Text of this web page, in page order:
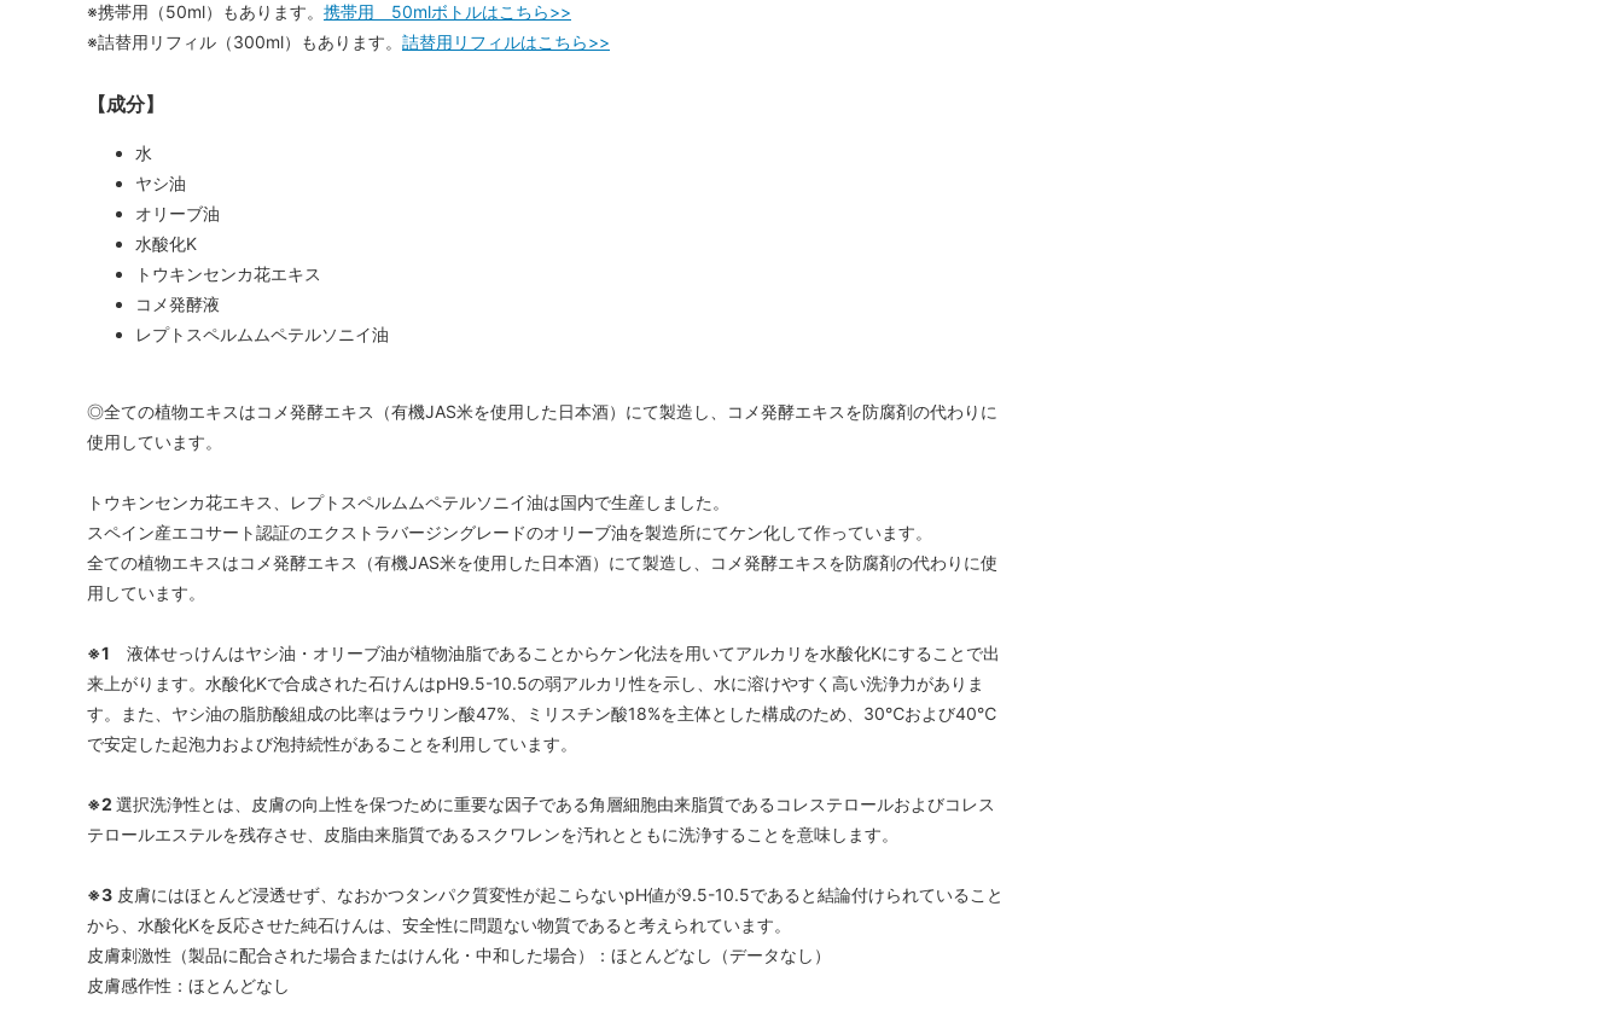
※携帯用（50ml）もあります。 携帯用 50mlボトルはこちら>>
※詰替用リフィル（300ml）もあります。 詰替用リフィルはこちら>>
【成分】
水
ヤシ油
オリーブ油
水酸化K
トウキンセンカ花エキス
コメ発酵液
レプトスペルムムペテルソニイ油
◎全ての植物エキスはコメ発酵エキス（有機JAS米を使用した日本酒）にて製造し、コメ発酵エキスを防腐剤の代わりに
使用しています。
トウキンセンカ花エキス、レプトスペルムムペテルソニイ油は国内で生産しました。
スペイン産エコサート認証のエクストラバージングレードのオリーブ油を製造所にてケン化して作っています。
全ての植物エキスはコメ発酵エキス（有機JAS米を使用した日本酒）にて製造し、コメ発酵エキスを防腐剤の代わりに使
用しています。
※1 液体せっけんはヤシ油・オリーブ油が植物油脂であることからケン化法を用いてアルカリを水酸化Kにすることで出
来上がります。水酸化Kで合成された石けんはpH9.5-10.5の弱アルカリ性を示し、水に溶けやすく高い洗浄力がありま
す。また、ヤシ油の脂肪酸組成の比率はラウリン酸47%、ミリスチン酸18%を主体とした構成のため、30℃および40℃
で安定した起泡力および泡持続性があることを利用しています。
※2 選択洗浄性とは、皮膚の向上性を保つために重要な因子である角層細胞由来脂質であるコレステロールおよびコレス
テロールエステルを残存させ、皮脂由来脂質であるスクワレンを汚れとともに洗浄することを意味します。
※3 皮膚にはほとんど浸透せず、なおかつタンパク質変性が起こらないpH値が9.5-10.5であると結論付けられていること
から、水酸化Kを反応させた純石けんは、安全性に問題ない物質であると考えられています。
皮膚刺激性（製品に配合された場合またはけん化・中和した場合）：ほとんどなし（データなし）
皮膚感作性：ほとんどなし